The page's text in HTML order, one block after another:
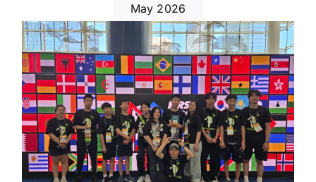
May 2026